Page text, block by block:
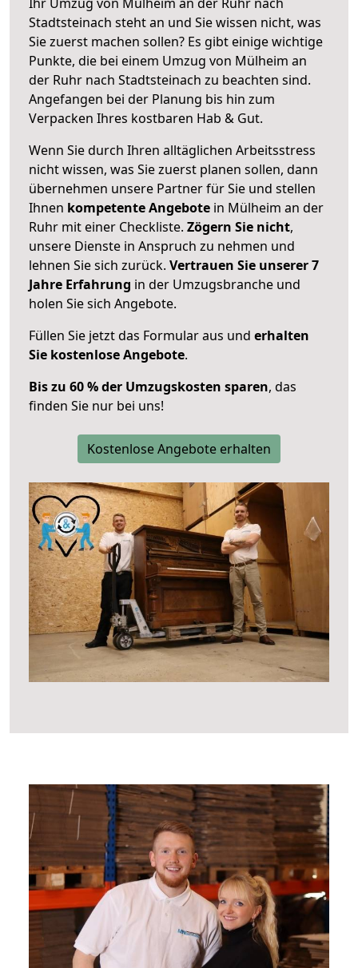
Stadtsteinach steht an und Sie wissen nicht, was
Sie zuerst machen sollen? Es gibt einige wichtige
Punkte, die bei einem Umzug von Mülheim an
der Ruhr nach Stadtsteinach zu beachten sind.
Angefangen bei der Planung bis hin zum
Verpacken Ihres kostbaren Hab & Gut.
Wenn Sie durch Ihren alltäglichen Arbeitsstress
nicht wissen, was Sie zuerst planen sollen, dann
übernehmen unsere Partner für Sie und stellen
Ihnen kompetente Angebote in Mülheim an der
Ruhr mit einer Checkliste. Zögern Sie nicht,
unsere Dienste in Anspruch zu nehmen und
lehnen Sie sich zurück. Vertrauen Sie unserer 7
Jahre Erfahrung in der Umzugsbranche und
holen Sie sich Angebote.
Füllen Sie jetzt das Formular aus und erhalten
Sie kostenlose Angebote.
Bis zu 60 % der Umzugskosten sparen, das
finden Sie nur bei uns!
Kostenlose Angebote erhalten